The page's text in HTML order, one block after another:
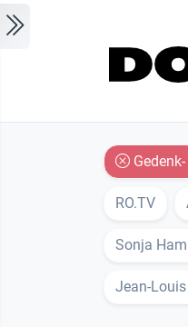
RO.TV
Sonja
Jean-